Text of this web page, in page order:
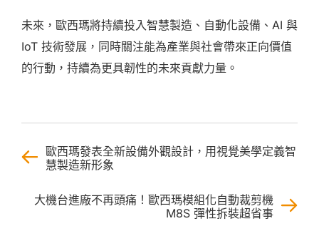
未來，歐西瑪將持續投入智慧製造、自動化設備、AI 與
IoT 技術發展，同時關注能為產業與社會帶來正向價值
的行動，持續為更具韌性的未來貢獻力量。
歐西瑪發表全新設備外觀設計，用視覺美學定義智
慧製造新形象
大機台進廠不再頭痛！歐西瑪模組化自動裁剪機
M8S 彈性拆裝超省事